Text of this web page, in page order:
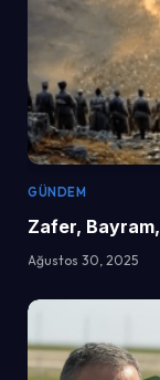
GÜNDEM
Zafer,
Ağustos 30, 2025